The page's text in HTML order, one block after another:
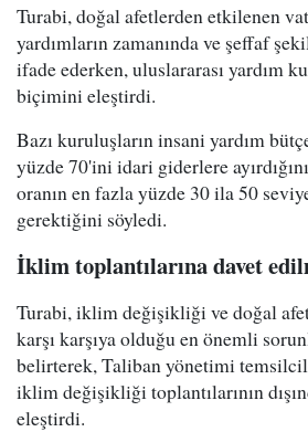
Turabi, doğal afetlerden etkilenen
yardımların zamanında ve şeffaf
ifade ederken, uluslararası yardım
biçimini eleştirdi.
Bazı kuruluşların insani yardım
yüzde 70'ini idari giderlere
oranın en fazla yüzde 30 ila 50
gerektiğini söyledi.
İklim toplantılarına davet
Turabi, iklim değişikliği ve doğal
karşı karşıya olduğu en önemli
belirterek, Taliban yönetimi
iklim değişikliği toplantılarının
eleştirdi.